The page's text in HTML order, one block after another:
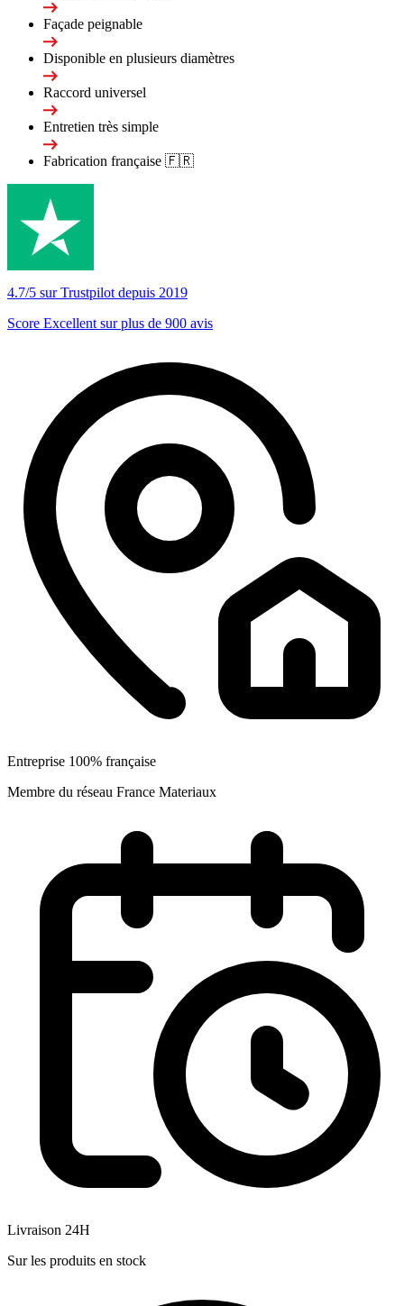
Façade peignable
Disponible en plusieurs diamètres
Raccord universel
Entretien très simple
Fabrication française 🇫🇷
4.7/5 sur Trustpilot depuis 2019
Score Excellent sur plus de 900 avis
Entreprise 100% française
Membre du réseau France Materiaux
Livraison 24H
Sur les produits en stock